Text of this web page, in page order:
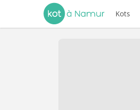
Kots